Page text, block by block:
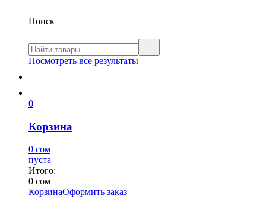
Поиск
Посмотреть все результаты
0
Корзина
0 сом
пуста
Итого:
0 сом
КорзинаОформить заказ